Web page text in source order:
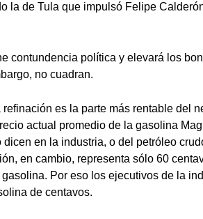
la de Tula que impulsó Felipe
contundencia política y elevará los
no cuadran.
refinación es la parte más rentable del
actual promedio de la gasolina
en la industria, o del petróleo
en cambio, representa sólo 60
gasolina. Por eso los ejecutivos de la
de centavos.